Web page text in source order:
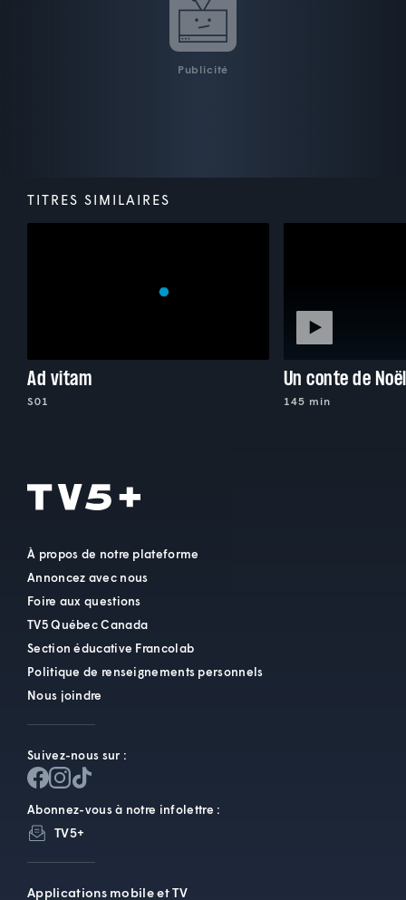
Publicité
TITRES SIMILAIRES
Ad vitam
S01
Un conte de Noël
145 min
À propos de notre plateforme
Annoncez avec nous
Foire aux questions
TV5 Québec Canada
Section éducative Francolab
Politique de renseignements personnels
Nous joindre
Suivez-nous sur :
Abonnez-vous à notre infolettre :
TV5+
Applications mobile et TV